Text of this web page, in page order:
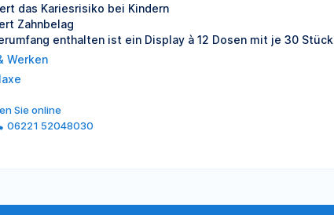
das Kariesrisiko bei Kindern
Zahnbelag
enthalten ist ein Display à 12 Dosen mit je 30
Werken
Sie online
06221 52048030